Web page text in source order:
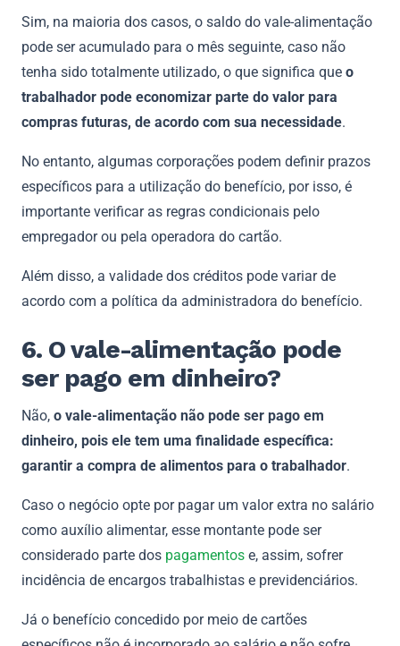
Sim, na maioria dos casos, o saldo do vale-alimentação
pode ser acumulado para o mês seguinte, caso não
tenha sido totalmente utilizado, o que significa que o
trabalhador pode economizar parte do valor para
compras futuras, de acordo com sua necessidade.
No entanto, algumas corporações podem definir prazos
específicos para a utilização do benefício, por isso, é
importante verificar as regras condicionais pelo
empregador ou pela operadora do cartão.
Além disso, a validade dos créditos pode variar de
acordo com a política da administradora do benefício.
6. O vale-alimentação pode
ser pago em dinheiro?
Não, o vale-alimentação não pode ser pago em
dinheiro, pois ele tem uma finalidade específica:
garantir a compra de alimentos para o trabalhador.
Caso o negócio opte por pagar um valor extra no salário
como auxílio alimentar, esse montante pode ser
considerado parte dos pagamentos e, assim, sofrer
incidência de encargos trabalhistas e previdenciários.
Já o benefício concedido por meio de cartões